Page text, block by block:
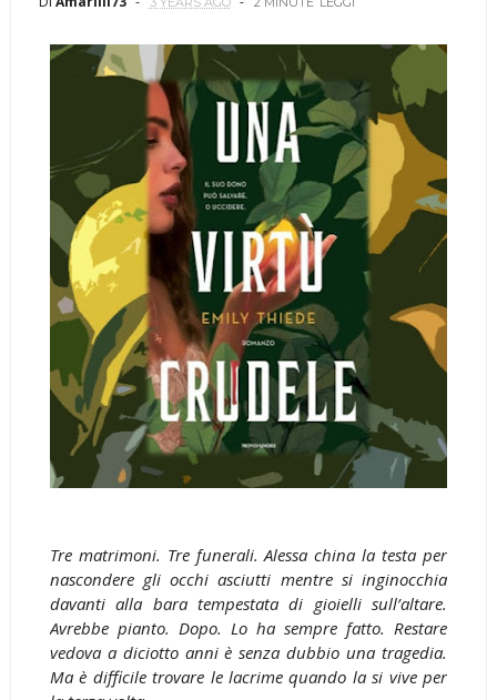
Tre matrimoni. Tre funerali. Alessa china la testa per
nascondere gli occhi asciutti mentre si inginocchia
davanti alla bara tempestata di gioielli sull’altare.
Avrebbe pianto. Dopo. Lo ha sempre fatto. Restare
vedova a diciotto anni è senza dubbio una tragedia.
Ma è difficile trovare le lacrime quando la si vive per